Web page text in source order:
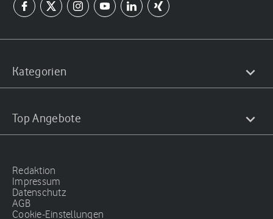
Kategorien
Top Angebote
Redaktion
Impressum
Datenschutz
AGB
Cookie-Einstellungen